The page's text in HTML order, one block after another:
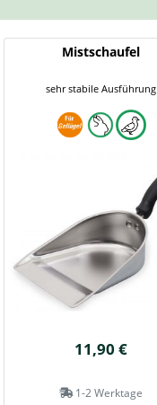
Mistschaufel
sehr stabile Ausführung
11,90 €
1-2 Werktage